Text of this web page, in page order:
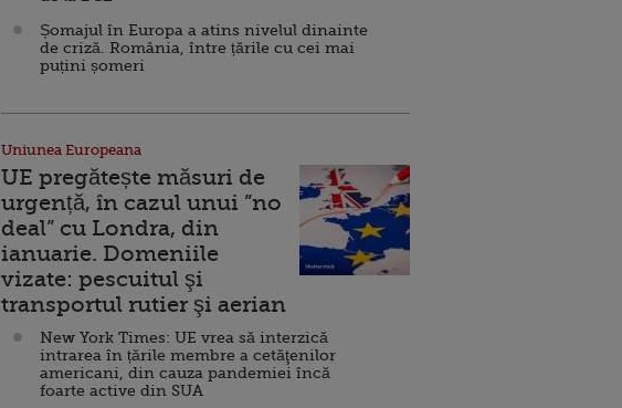
Șomajul în Europa a atins nivelul dinainte
de criză. România, între țările cu cei mai
puțini șomeri
Uniunea Europeana
UE pregătește măsuri de
urgență, în cazul unui ”no
deal” cu Londra, din
ianuarie. Domeniile
vizate: pescuitul şi
transportul rutier şi aerian
New York Times: UE vrea să interzică
intrarea în țările membre a cetăţenilor
americani, din cauza pandemiei încă
foarte active din SUA